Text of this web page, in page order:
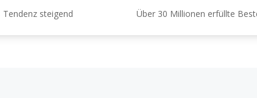
steigend Über 30 Millionen erfüllte